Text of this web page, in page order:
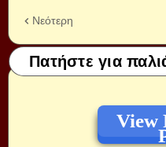
Νεότερη
Πατήστε για
View